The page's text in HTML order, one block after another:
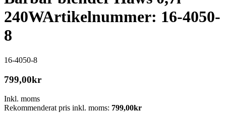
240WArtikelnummer: 16-4050-
8
16-4050-8
799,00kr
Inkl. moms
Rekommenderat pris inkl. moms: 799,00kr